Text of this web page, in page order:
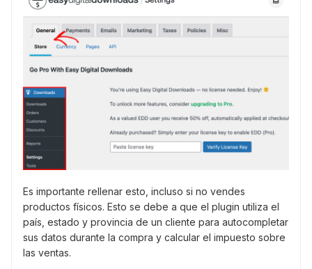
Es importante rellenar esto, incluso si no vendes
productos físicos. Esto se debe a que el plugin utiliza el
país, estado y provincia de un cliente para autocompletar
sus datos durante la compra y calcular el impuesto sobre
las ventas.